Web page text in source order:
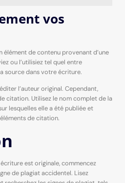
vos
élément de contenu provenant d’une
ou l’utilisiez tel quel entre
source dans votre écriture.
l’auteur original. Cependant,
citation. Utilisez le nom complet de la
lesquelles elle a été publiée et
de citation.
est originale, commencez
de plagiat accidentel. Lisez